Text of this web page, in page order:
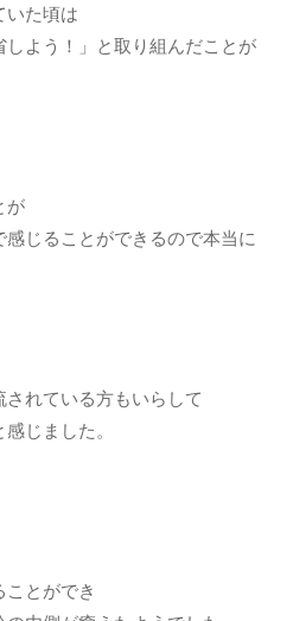
いた頃は
しよう！」と取り組んだことが
が
じることができるので本当に
れている方もいらして
じました。
とができ